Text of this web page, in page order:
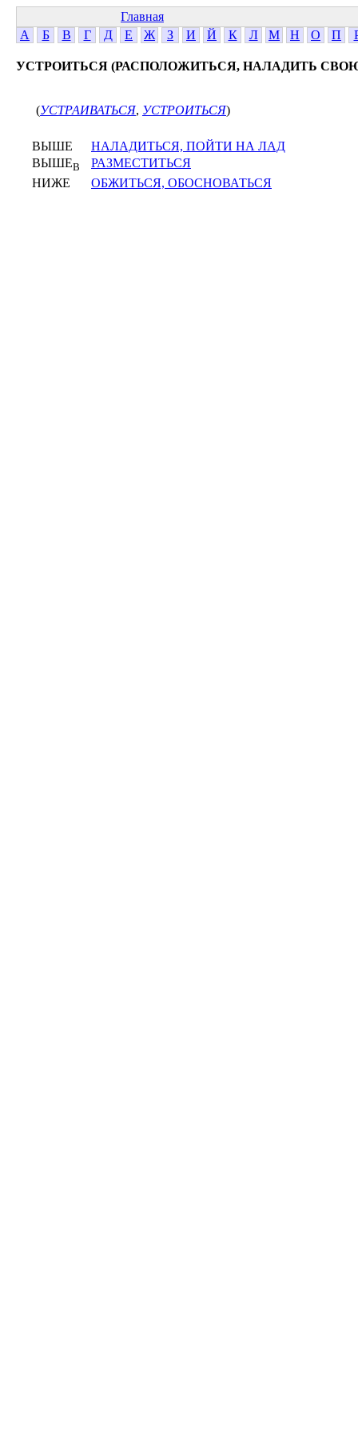
Главная
А
Б В Г Д Е Ж З И Й К Л М Н О П
УСТРОИТЬСЯ (РАСПОЛОЖИТЬСЯ, НАЛАДИТЬ
(УСТРАИВАТЬСЯ, УСТРОИТЬСЯ)
ВЫШЕ
НАЛАДИТЬСЯ, ПОЙТИ НА ЛАД
ВЫШЕВ
РАЗМЕСТИТЬСЯ
НИЖЕ
ОБЖИТЬСЯ, ОБОСНОВАТЬСЯ